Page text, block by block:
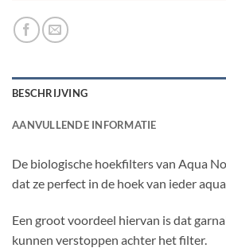
BESCHRIJVING
AANVULLENDE INFORMATIE
De biologische hoekfilters van Aqua
dat ze perfect in de hoek van ieder
Een groot voordeel hiervan is dat
kunnen verstoppen achter het filter.